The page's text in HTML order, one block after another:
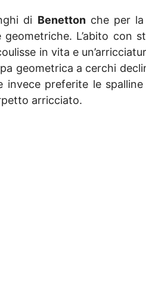
di Benettonche per la
L’abito con
in vita e
geometrica a cerchi
invece preferite le
arricciato.